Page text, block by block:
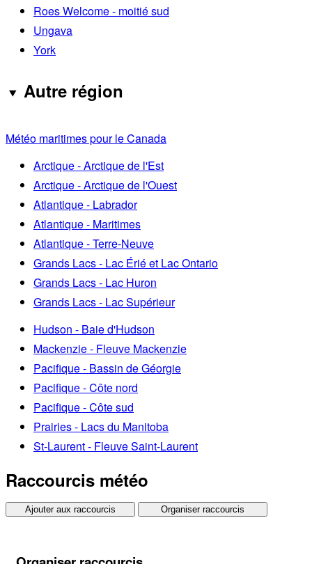
Roes Welcome - moitié sud
Ungava
York
Autre région
Météo maritimes pour le Canada
Arctique - Arctique de l'Est
Arctique - Arctique de l'Ouest
Atlantique - Labrador
Atlantique - Maritimes
Atlantique - Terre-Neuve
Grands Lacs - Lac Érié et Lac Ontario
Grands Lacs - Lac Huron
Grands Lacs - Lac Supérieur
Hudson - Baie d'Hudson
Mackenzie - Fleuve Mackenzie
Pacifique - Bassin de Géorgie
Pacifique - Côte nord
Pacifique - Côte sud
Prairies - Lacs du Manitoba
St-Laurent - Fleuve Saint-Laurent
Raccourcis météo
Ajouter aux raccourcis Organiser raccourcis